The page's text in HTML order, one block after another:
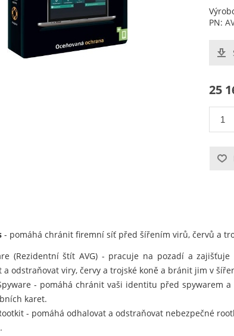
PN:
25
- pomáhá chránit firemní síť před šířením virů, červů a
(Rezidentní štít AVG) - pracuje na pozadí a
a odstraňovat viry, červy a trojské koně a bránit jim v
- pomáhá chránit vaši identitu před spywarem
karet.
- pomáhá odhalovat a odstraňovat nebezpečné